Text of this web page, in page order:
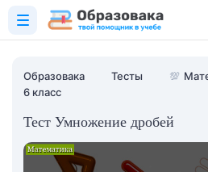
Образовака Тесты 💯
6 класс
Тест Умножение дробей